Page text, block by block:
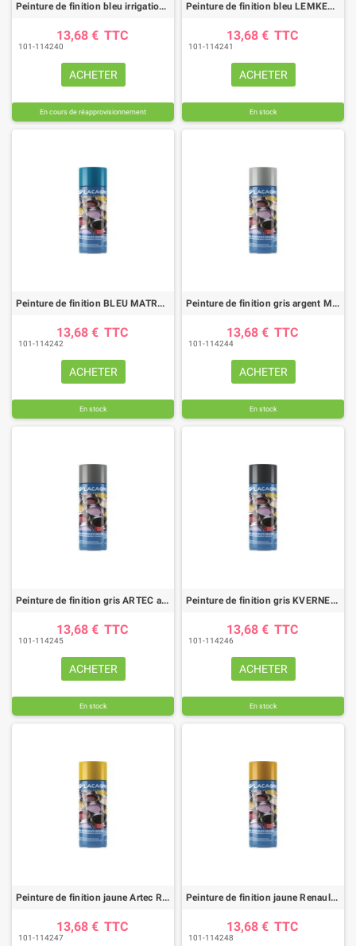
Peinture de finition bleu irrigation aérosol 400ml
13,68 € TTC
101-114240
ACHETER
En cours de réapprovisionnement
Peinture de finition bleu LEMKEN aérosol 400ml
13,68 € TTC
101-114241
ACHETER
En stock
Peinture de finition BLEU MATROT aérosol 400ml
13,68 € TTC
101-114242
ACHETER
En stock
Peinture de finition gris argent MASSEY FERGUSON aérosol 400ml
13,68 € TTC
101-114244
ACHETER
En stock
Peinture de finition gris ARTEC aérosol 400ml
13,68 € TTC
101-114245
ACHETER
En stock
Peinture de finition gris KVERNELAND aérosol 400ml
13,68 € TTC
101-114246
ACHETER
En stock
Peinture de finition jaune Artec RAL 1021 aérosol 400ml
13,68 € TTC
101-114247
Peinture de finition jaune Renault aérosol 400 ml
13,68 € TTC
101-114248